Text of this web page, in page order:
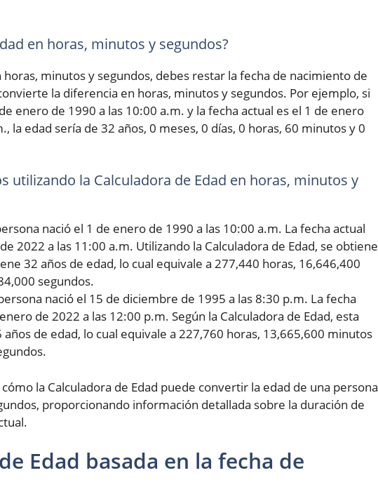
en horas, minutos y segundos?
horas, minutos y segundos, debes restar la fecha de nacimiento de
la diferencia en horas, minutos y segundos. Por ejemplo, si
enero de 1990 a las 10:00 a.m. y la fecha actual es el 1 de enero
la edad sería de 32 años, 0 meses, 0 días, 0 horas, 60 minutos y 0
utilizando la Calculadora de Edad en horas, minutos y
nació el 1 de enero de 1990 a las 10:00 a.m. La fecha actual
2022 a las 11:00 a.m. Utilizando la Calculadora de Edad, se obtiene
32 años de edad, lo cual equivale a 277,440 horas, 16,646,400
segundos.
nació el 15 de diciembre de 1995 a las 8:30 p.m. La fecha
de 2022 a las 12:00 p.m. Según la Calculadora de Edad, esta
de edad, lo cual equivale a 227,760 horas, 13,665,600 minutos
la Calculadora de Edad puede convertir la edad de una persona
proporcionando información detallada sobre la duración de
Edad basada en la fecha de